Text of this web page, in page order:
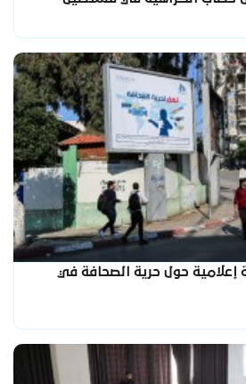
إعلامية حول حرية الصحافة في